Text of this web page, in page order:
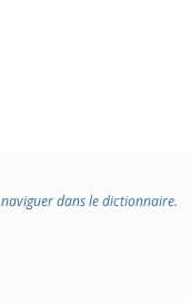
dans le dictionnaire.